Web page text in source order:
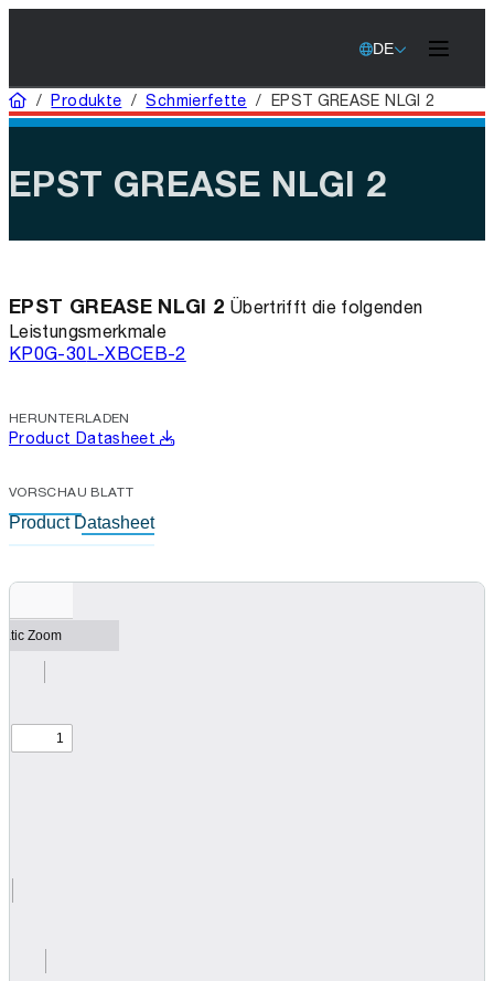
DE
Startseite
/Produkte /Schmierfette / EPST GREASE NLGI 2
EPST GREASE NLGI 2
EPST GREASE NLGI 2 Übertrifft die folgenden
Leistungsmerkmale
KP0G-30L-XBCEB-2
HERUNTERLADEN
Product Datasheet
VORSCHAU BLATT
Product Datasheet